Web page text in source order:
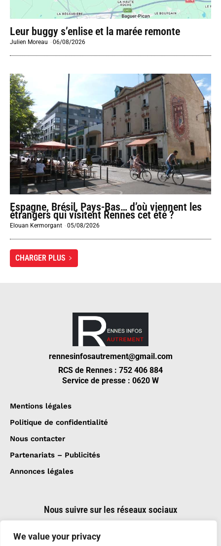
We value your privacy
Leur buggy s’enlise et la marée remonte
Julien Moreau -06/08/2026
Espagne, Brésil, Pays-Bas… d’où viennent les
étrangers qui visitent Rennes cet été ?
Elouan Kermorgant -05/08/2026
CHARGER PLUS
rennesinfosautrement@gmail.com
RCS de Rennes : 752 406 884
Service de presse : 0620 W
Mentions légales
Politique de confidentialité
Nous contacter
Partenariats – Publicités
Annonces légales
Nous suivre sur les réseaux sociaux